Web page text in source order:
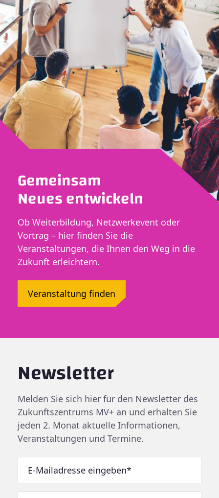
Gemeinsam
Neues entwickeln
Ob Weiterbildung, Netzwerkevent oder
Vortrag – hier finden Sie die
Veranstaltungen, die Ihnen den Weg in die
Zukunft erleichtern.
Veranstaltung finden
Newsletter
Melden Sie sich hier für den Newsletter des
Zukunftszentrums MV+ an und erhalten Sie
jeden 2. Monat aktuelle Informationen,
Veranstaltungen und Termine.